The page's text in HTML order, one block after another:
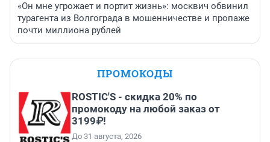
«Он мне угрожает и портит жизнь»: москвич обвинил
турагента из Волгограда в мошенничестве и пропаже
почти миллиона рублей
ПРОМОКОДЫ
ROSTIC'S - скидка 20% по
промокоду на любой заказ от
3199₽!
До 31 августа, 2026